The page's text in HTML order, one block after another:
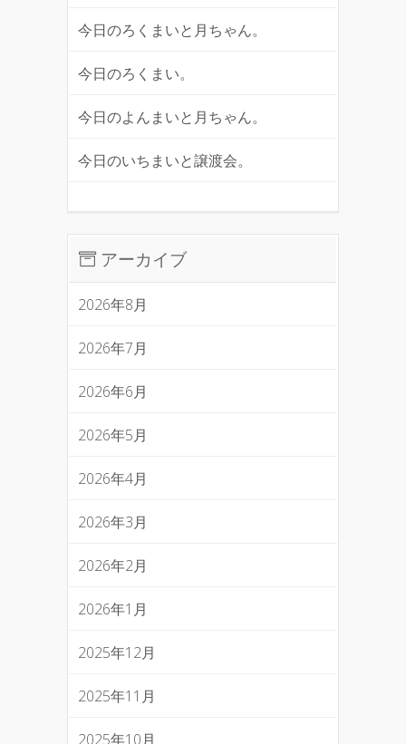
今日のろくまいと月ちゃん。
今日のろくまい。
今日のよんまいと月ちゃん。
今日のいちまいと譲渡会。
アーカイブ
2026年8月
2026年7月
2026年6月
2026年5月
2026年4月
2026年3月
2026年2月
2026年1月
2025年12月
2025年11月
2025年10月